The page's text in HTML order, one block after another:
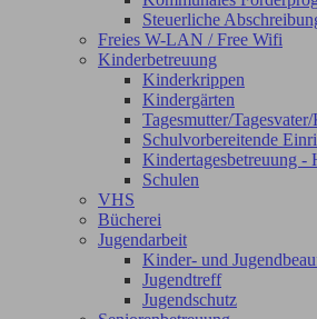
Steuerliche
Freies W-LAN / Free Wifi
Kinderbetreuung
Kinderkrippen
Kindergärten
Tagesmutter/
Schulvorbereitende
Kindertagesbetreuung -
Schulen
VHS
Bücherei
Jugendarbeit
Kinder- und
Jugendtreff
Jugendschutz